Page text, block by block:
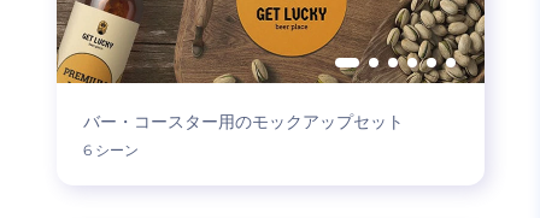
バー・コースター用のモックアップセット
6 シーン